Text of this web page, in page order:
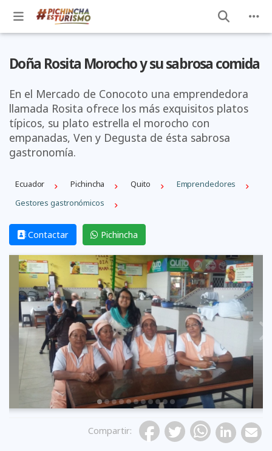
Doña Rosita Morocho y su sabrosa comida
En el Mercado de Conocoto una emprendedora
llamada Rosita ofrece los más exquisitos platos
típicos, su plato estrella el morocho con
empanadas, Ven y Degusta de ésta sabrosa
gastronomía.
Ecuador Pichincha Quito
Emprendedores
Gestores gastronómicos
Contactar Pichincha
Previous
Compartir: